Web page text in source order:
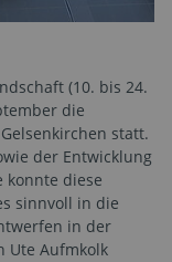
(10. bis 24.
die
statt.
der Entwicklung
konnte diese
sinnvoll in die
in der
Ute Aufmkolk